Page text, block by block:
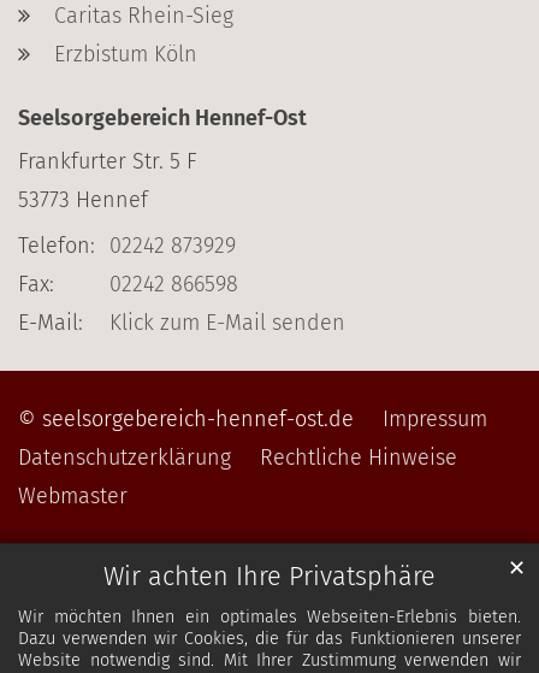
Wir achten Ihre Privatsphäre
Wir möchten Ihnen ein optimales Webseiten-Erlebnis bieten.
Dazu verwenden wir Cookies, die für das Funktionieren unserer
Website notwendig sind. Mit Ihrer Zustimmung verwenden wir
✕
Caritas Rhein-Sieg
Erzbistum Köln
Seelsorgebereich Hennef-Ost
Frankfurter Str. 5 F
53773 Hennef
Telefon:
02242 873929
Fax:
02242 866598
E-Mail:
Klick zum E-Mail senden
© seelsorgebereich-hennef-ost.de
Impressum
Datenschutzerklärung
Rechtliche Hinweise
Webmaster